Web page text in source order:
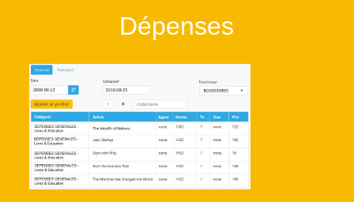
Dépenses